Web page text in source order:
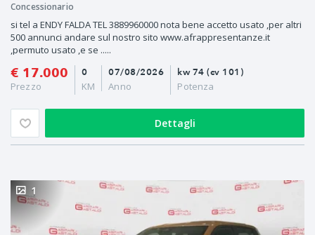
Concessionario
si tel a ENDY FALDA TEL 3889960000 nota bene accetto usato ,per altri
500 annunci andare sul nostro sito www.afrappresentanze.it
,permuto usato ,e se .....
€ 17.000
Prezzo
07/08/2026
Anno
0
KM
kw 74 (cv 101)
Potenza
Dettagli
1